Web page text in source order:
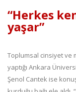
“Herkes
yaşar”
Toplumsal cinsiyet ve
yaptığı Ankara
Şenol Cantek ise